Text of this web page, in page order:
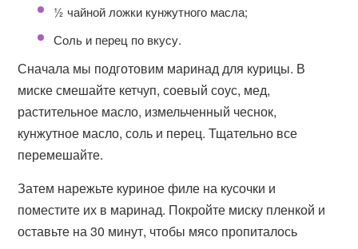
½ чайной ложки кунжутного масла;
Соль и перец по вкусу.
Сначала мы подготовим маринад для курицы. В
миске смешайте кетчуп, соевый соус, мед,
растительное масло, измельченный чеснок,
кунжутное масло, соль и перец. Тщательно все
перемешайте.
Затем нарежьте куриное филе на кусочки и
поместите их в маринад. Покройте миску пленкой и
оставьте на 30 минут, чтобы мясо пропиталось